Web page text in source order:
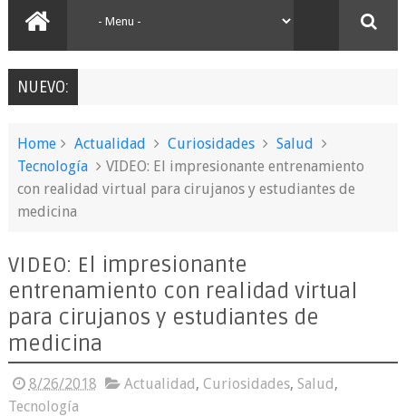
NUEVO:
Home Actualidad Curiosidades
Salud
Tecnología
VIDEO: El impresionante entrenamiento
con realidad virtual para cirujanos y estudiantes de
medicina
VIDEO: El impresionante
entrenamiento con realidad virtual
para cirujanos y estudiantes de
medicina
8/26/2018 Actualidad, Curiosidades, Salud,
Tecnología